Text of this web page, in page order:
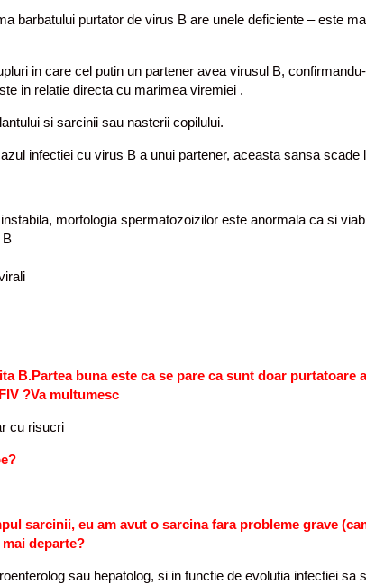
barbatului purtator de virus B are unele deficiente – este
in care cel putin un partener avea virusul B,
in relatie directa cu marimea viremiei .
si sarcinii sau nasterii copilului.
infectiei cu virus B a unui partener, aceasta sansa scade
morfologia spermatozoizilor este anormala ca si
B
buna este ca se pare ca sunt doar purtatoare
?Va multumesc
cu risucri
sarcinii, eu am avut o sarcina fara probleme grave
departe?
sau hepatolog, si in functie de evolutia infectiei